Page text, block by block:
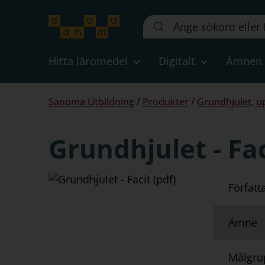
Sök
på
webbplatsen::
Hitta läromedel Digitalt Ämnen
Du
Sanoma Utbildning / Produkter / Grundhjulet,
Grundhjulet -
Ämne